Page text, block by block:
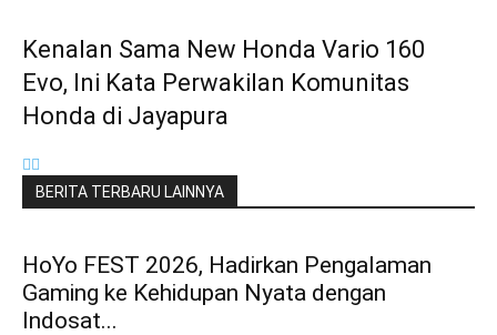
Kenalan Sama New Honda Vario 160
Evo, Ini Kata Perwakilan Komunitas
Honda di Jayapura
BERITA TERBARU LAINNYA
HoYo FEST 2026, Hadirkan Pengalaman
Gaming ke Kehidupan Nyata dengan
Indosat...